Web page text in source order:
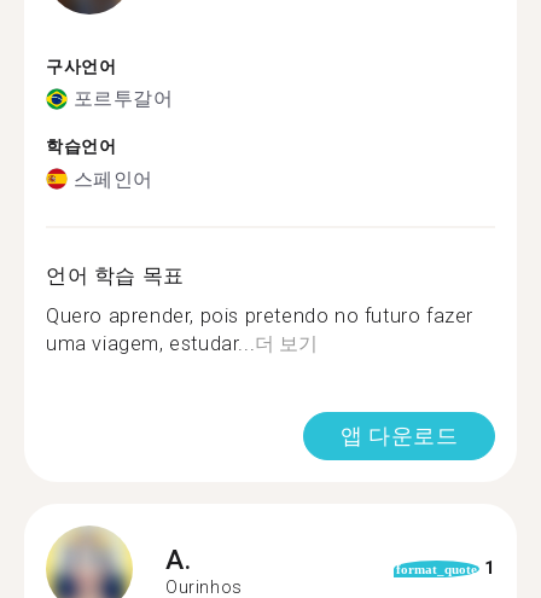
구사언어
포르투갈어
학습언어
스페인어
언어 학습 목표
Quero aprender, pois pretendo no futuro fazer
uma viagem, estudar... 더 보기
앱 다운로드
A.
Ourinhos
format_quote 1